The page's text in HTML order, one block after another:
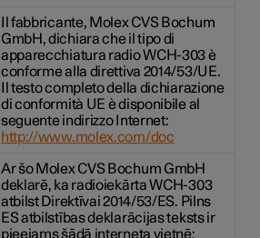
Il fabbricante, Molex CVS Bochum
GmbH, dichiara che il tipo di
apparecchiatura radio WCH-303 è
conforme alla direttiva 2014/53/UE.
Il testo completo della dichiarazione
di conformità UE è disponibile al
seguente indirizzo Internet:
http://www.molex.com/doc
Ar šo Molex CVS Bochum GmbH
deklarē, ka radioiekārta WCH-303
atbilst Direktīvai 2014/53/ES. Pilns
ES atbilstības deklarācijas teksts ir
pieejams šādā interneta vietnē: